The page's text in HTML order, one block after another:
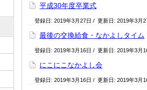
平成30年度卒業式
登録日: 2019年3月27日 / 更新日: 2019年3月
最後の交換給食・なかよしタイム
登録日: 2019年3月16日 / 更新日: 2019年3月
にこにこなかよし会
登録日: 2019年3月16日 / 更新日: 2019年3月